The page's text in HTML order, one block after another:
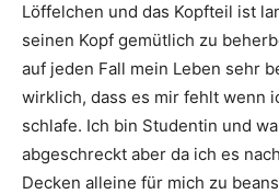
Löffelchen und das Kopfteil ist
seinen Kopf gemütlich zu
auf jeden Fall mein Leben sehr
wirklich, dass es mir fehlt wenn
schlafe. Ich bin Studentin und
abgeschreckt aber da ich es
Decken alleine für mich zu